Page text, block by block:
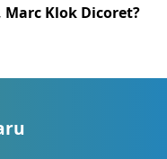
Marc Klok Dicoret?